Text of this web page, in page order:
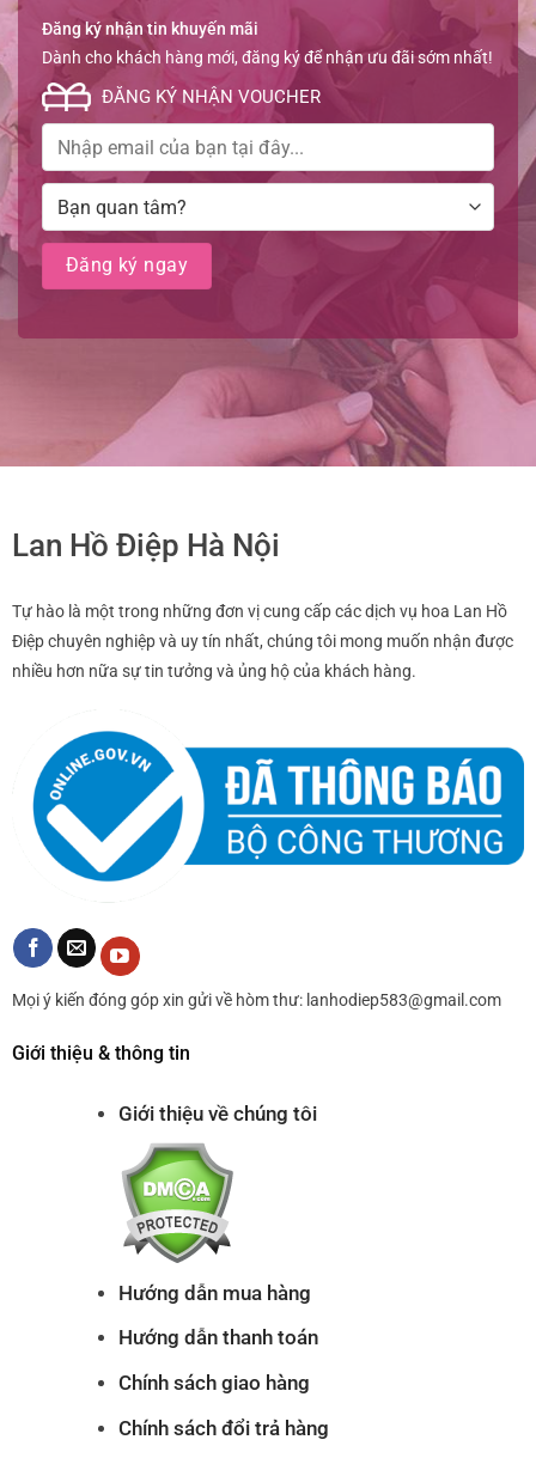
Đăng ký nhận tin khuyến mãi
Dành cho khách hàng mới, đăng ký để nhận ưu đãi sớm nhất!
ĐĂNG KÝ NHẬN VOUCHER
Lan Hồ Điệp Hà Nội
Tự hào là một trong những đơn vị cung cấp các dịch vụ hoa Lan Hồ
Điệp chuyên nghiệp và uy tín nhất, chúng tôi mong muốn nhận được
nhiều hơn nữa sự tin tưởng và ủng hộ của khách hàng.
Mọi ý kiến đóng góp xin gửi về hòm thư: lanhodiep583@gmail.com
Giới thiệu & thông tin
Giới thiệu về chúng tôi
Hướng dẫn mua hàng
Hướng dẫn thanh toán
Chính sách giao hàng
Chính sách đổi trả hàng